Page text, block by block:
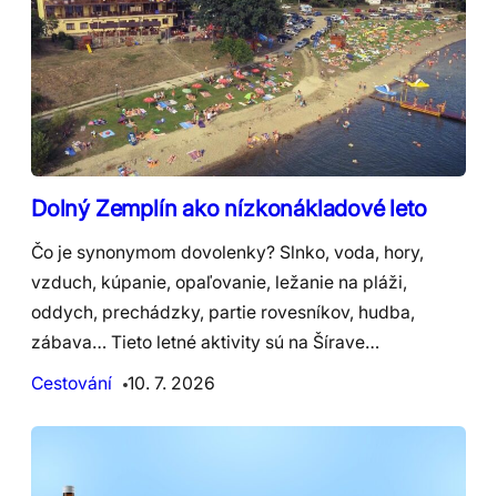
Dolný Zemplín ako nízkonákladové leto
Čo je synonymom dovolenky? Slnko, voda, hory,
vzduch, kúpanie, opaľovanie, ležanie na pláži,
oddych, prechádzky, partie rovesníkov, hudba,
zábava… Tieto letné aktivity sú na Šírave…
Cestování
10. 7. 2026